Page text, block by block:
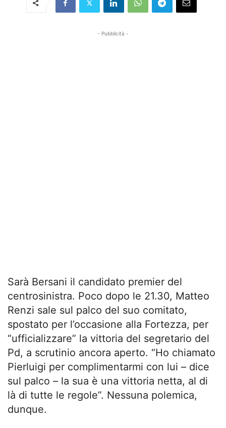
- Pubblicità -
Sarà Bersani il candidato premier del
centrosinistra. Poco dopo le 21.30, Matteo
Renzi sale sul palco del suo comitato,
spostato per l’occasione alla Fortezza, per
“ufficializzare” la vittoria del segretario del
Pd, a scrutinio ancora aperto. “Ho chiamato
Pierluigi per complimentarmi con lui – dice
sul palco – la sua è una vittoria netta, al di
là di tutte le regole”. Nessuna polemica,
dunque.